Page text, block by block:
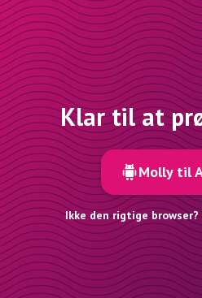
Klar til at
Molly til
Ikke den rigtige